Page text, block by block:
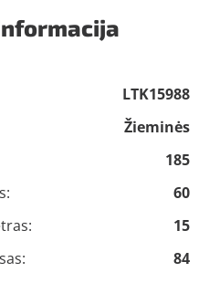
LTK15988
Žieminės
185
60
15
84